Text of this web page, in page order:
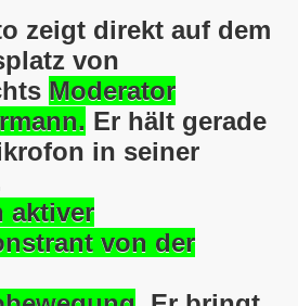
zeigt direkt auf dem
von
Moderator
Er hält gerade
in seiner
aktiver
von der
(21 Jahre jung ) und am
- sehen darf die junge Mutter
der Sachkundeprüfung nach §
Solidarität hinter Thomas